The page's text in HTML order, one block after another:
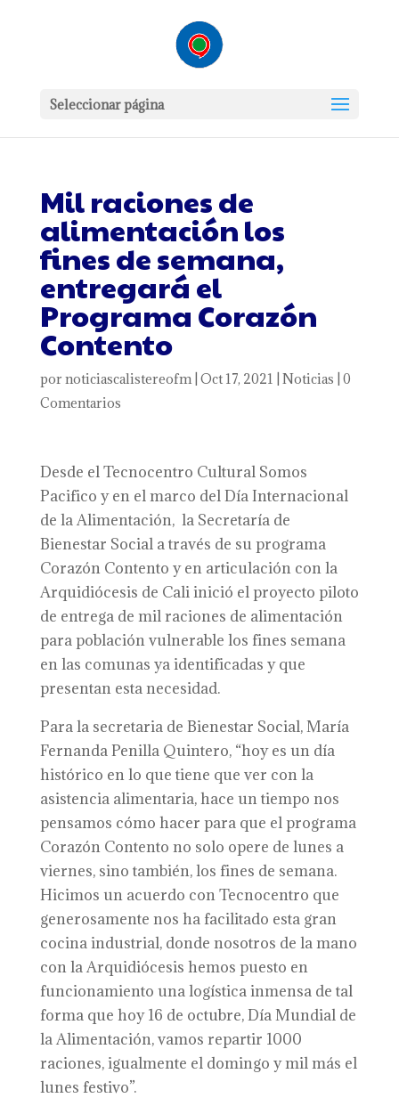
Seleccionar página
Mil raciones de
alimentación los
fines de semana,
entregará el
Programa Corazón
Contento
por noticiascalistereofm| Oct 17, 2021 Noticias 0
Comentarios
Desde el Tecnocentro Cultural Somos
Pacifico y en el marco del Día Internacional
de la Alimentación, la Secretaría de
Bienestar Social a través de su programa
Corazón Contento y en articulación con la
Arquidiócesis de Cali inició el proyecto piloto
de entrega de mil raciones de alimentación
para población vulnerable los fines semana
en las comunas ya identificadas y que
presentan esta necesidad.
Para la secretaria de Bienestar Social, María
Fernanda Penilla Quintero, “hoy es un día
histórico en lo que tiene que ver con la
asistencia alimentaria, hace un tiempo nos
pensamos cómo hacer para que el programa
Corazón Contento no solo opere de lunes a
viernes, sino también, los fines de semana.
Hicimos un acuerdo con Tecnocentro que
generosamente nos ha facilitado esta gran
cocina industrial, donde nosotros de la mano
con la Arquidiócesis hemos puesto en
funcionamiento una logística inmensa de tal
forma que hoy 16 de octubre, Día Mundial de
la Alimentación, vamos repartir 1000
raciones, igualmente el domingo y mil más el
lunes festivo”.